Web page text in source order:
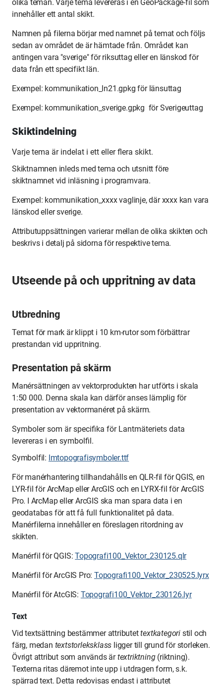
olika teman. Varje tema levereras i en GeoPackage-fil som
innehåller ett antal skikt.
Namnen på filerna börjar med namnet på temat och följs
sedan av området de är hämtade från. Området kan
antingen vara "sverige" för riksuttag eller en länskod för
data från ett specifikt län.
Exempel: kommunikation_ln21.gpkg för länsuttag
Exempel: kommunikation_sverige.gpkg för Sverigeuttag
Skiktindelning
Varje tema är indelat i ett eller flera skikt.
Skiktnamnen inleds med tema och utsnitt före
skiktnamnet vid inläsning i programvara.
Exempel: kommunikation_xxxx vaglinje, där xxxx kan vara
länskod eller sverige.
Attributuppsättningen varierar mellan de olika skikten och
beskrivs i detalj på sidorna för respektive tema.
Utseende på och uppritning av data
Utbredning
Temat för mark är klippt i 10 km-rutor som förbättrar
prestandan vid uppritning.
Presentation på skärm
Manérsättningen av vektorprodukten har utförts i skala
1:50 000. Denna skala kan därför anses lämplig för
presentation av vektormanéret på skärm.
Symboler som är specifika för Lantmäteriets data
levereras i en symbolfil.
Symbolfil: lmtopografisymboler.ttf
För manérhantering tillhandahålls en QLR-fil för QGIS, en
LYR-fil för ArcMap eller ArcGIS och en LYRX-fil för ArcGIS
Pro. I ArcMap eller ArcGIS ska man spara data i en
geodatabas för att få full funktionalitet på data.
Manérfilerna innehåller en föreslagen ritordning av
skikten.
Manérfil för QGIS:Topografi100_Vektor_230125.qlr
Manérfil för ArcGIS Pro: Topografi100_Vektor_230525.lyrx
Manérfil för AtcGIS: Topografi100_Vektor_230126.lyr
Text
Vid textsättning bestämmer attributettextkategori stil och
färg, medan textstorleksklass ligger till grund för storleken.
Övrigt attribut som används ärtextriktning (riktning).
Texterna ritas däremot inte upp i utdragen form, s.k.
spärrad text. Detta redovisas endast i attributet